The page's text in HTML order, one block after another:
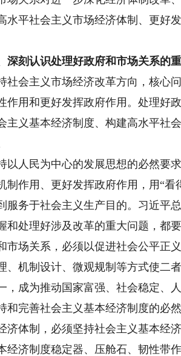
水平社会主义市场经济体制、更好
刻认识处理好政府和市场关系的
会主义市场经济改革方向，核心问
作用和更好发挥政府作用。处理好
主义基本经济制度、构建高水平社
人民为中心的发展思想的必然要求
制作用、更好发挥政府作用，用“
服务于社会主义生产目的。习近平
和处理好涉及改革的重大问题，都
市场关系，必须以促进社会公平正
、机制设计、微观规制等方式使二
，成为推动国家富强、社会稳定、
完善社会主义基本经济制度的必然
济体制，必须坚持社会主义基本经
经济制度稳定器、压舱石、韧性带